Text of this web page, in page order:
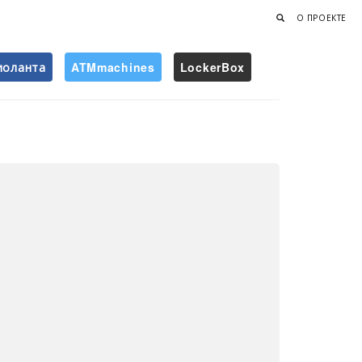
О ПРОЕКТЕ
ATMmachines LockerBox